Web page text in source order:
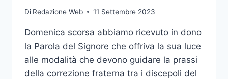
Di Redazione Web 11 Settembre 2023
Domenica scorsa abbiamo ricevuto in dono
la Parola del Signore che offriva la sua luce
alle modalità che devono guidare la prassi
della correzione fraterna tra i discepoli del